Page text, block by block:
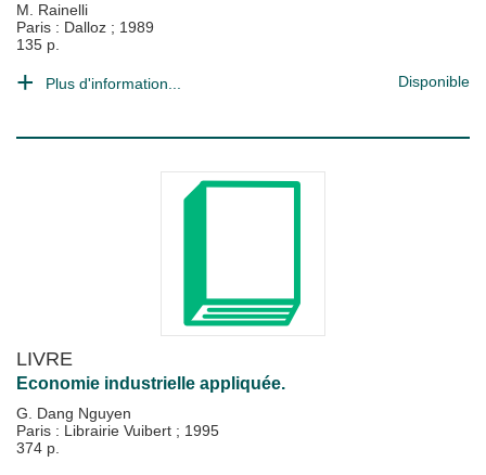
M. Rainelli
Paris : Dalloz ; 1989
135 p.
Plus d'information... Disponible
LIVRE
Economie industrielle appliquée.
G. Dang Nguyen
Paris : Librairie Vuibert ; 1995
374 p.